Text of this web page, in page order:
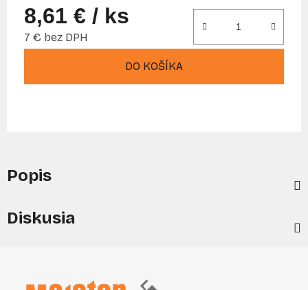
8,61 € / ks
7 € bez DPH
DO KOŠÍKA
Popis
Diskusia